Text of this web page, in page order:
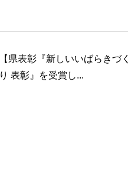
【県表彰『新しいいばらきづく
り 表彰』を受賞し...